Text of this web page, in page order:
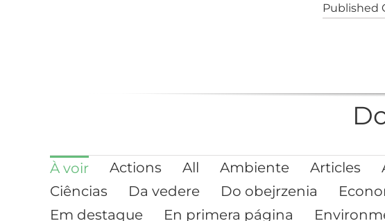
Published
À voir Actions All Ambiente Articles
Ciências
Da vedere Do obejrzenia
Em destaque
En primera página